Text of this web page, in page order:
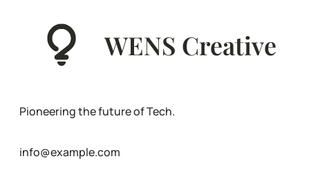
WENS Creative
Pioneering the future of Tech.
info@example.com